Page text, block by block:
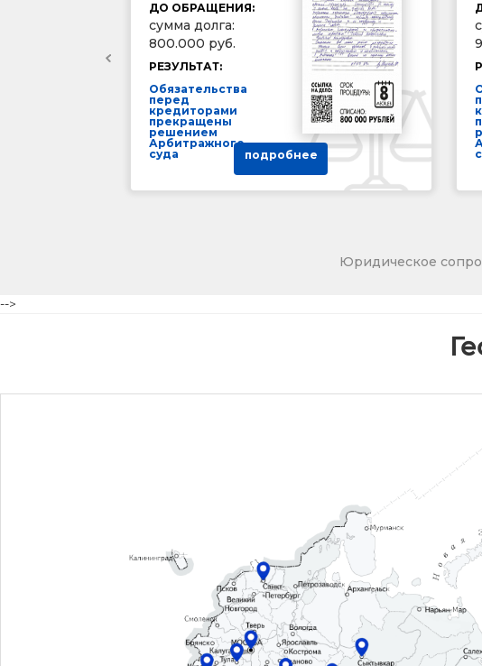
ДО ОБРАЩЕНИЯ:
сумма долга:
800.000 руб.
РЕЗУЛЬТАТ:
Обязательства
перед
кредиторами
прекращены
решением
Арбитражного
суда
подробнее
Юридическое
-->